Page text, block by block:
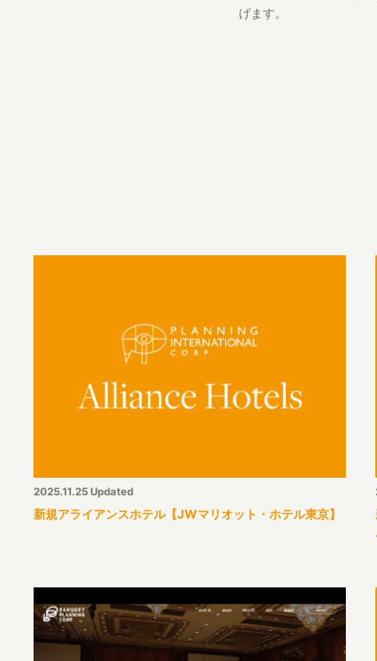
げます。
2025.11.25 Updated
新規アライアンスホテル【JWマリオット・ホテル東京】